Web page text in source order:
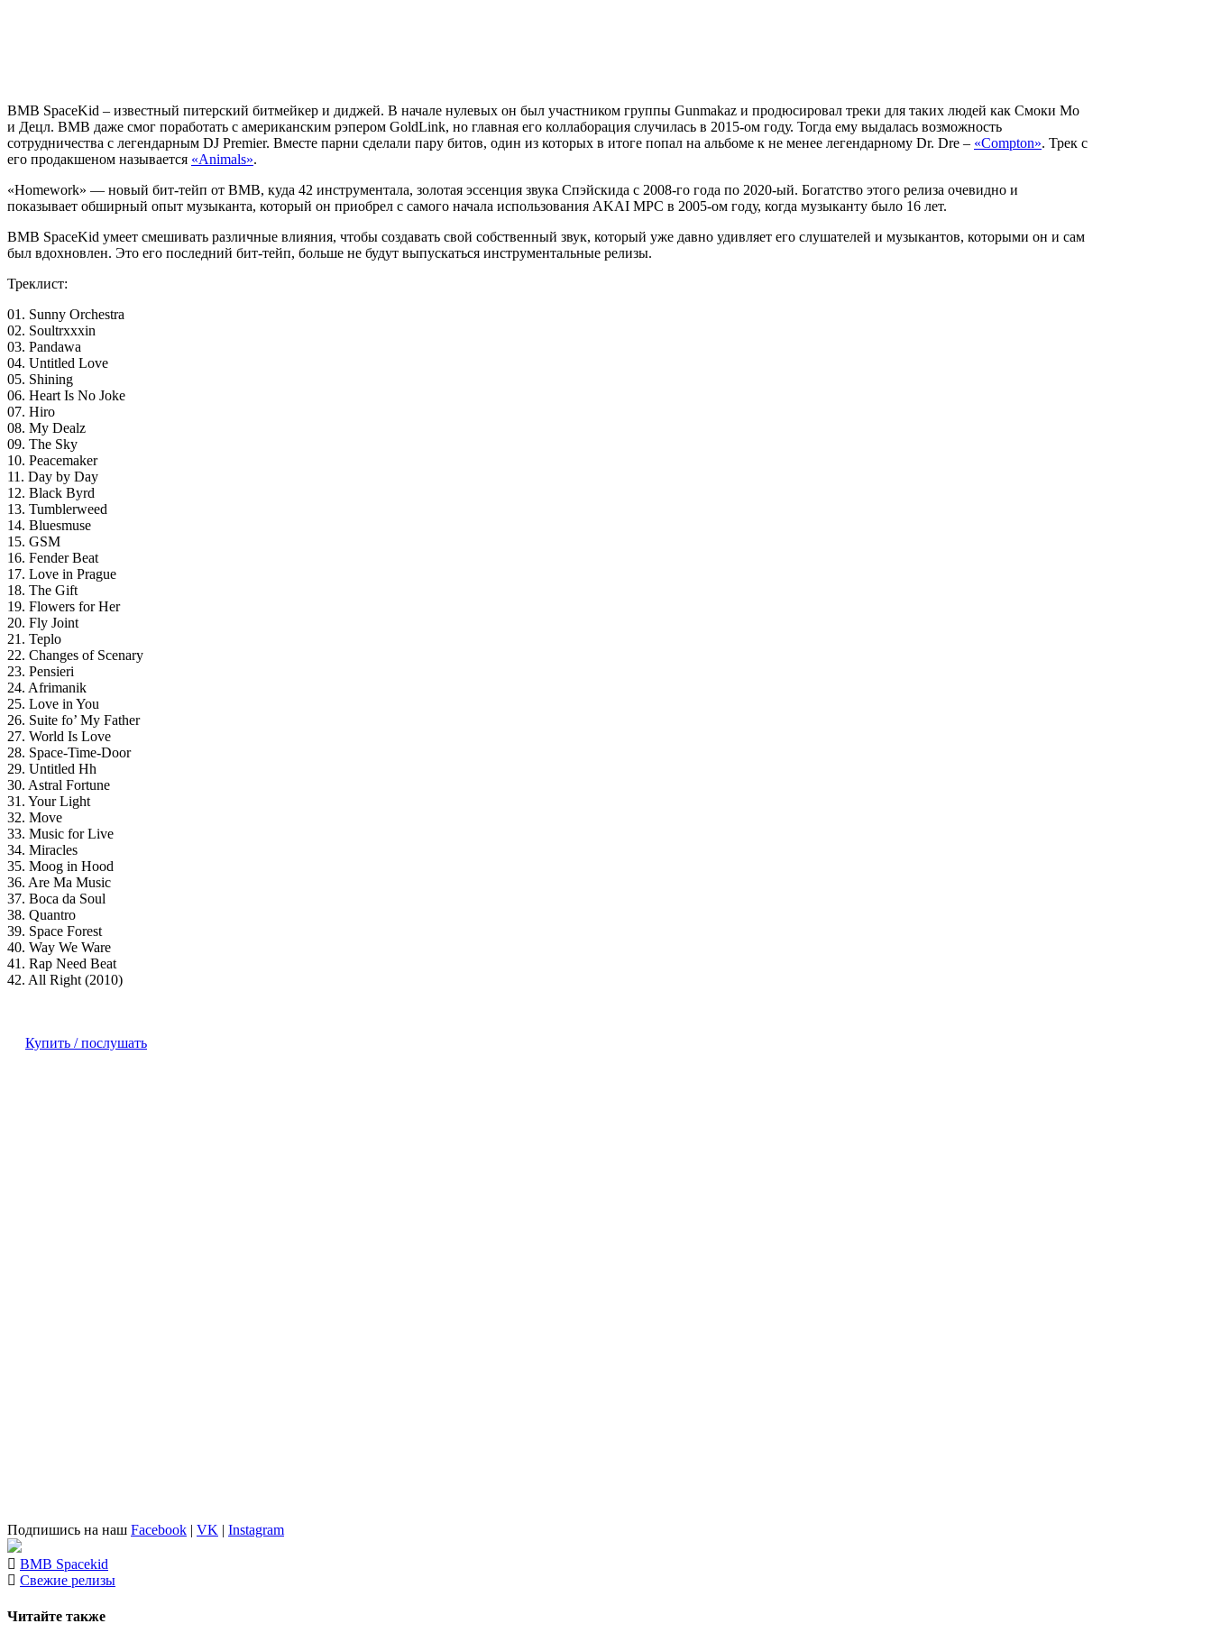
BMB SpaceKid – известный питерский битмейкер и диджей. В начале нулевых он был участником группы Gunmakaz и продюсировал треки для таких людей как Смоки Мо
и Децл. BMB даже смог поработать с американским рэпером GoldLink, но главная его коллаборация случилась в 2015-ом году. Тогда ему выдалась возможность
сотрудничества с легендарным DJ Premier. Вместе парни сделали пару битов, один из которых в итоге попал на альбоме к не менее легендарному Dr. Dre – «Compton». Трек с
его продакшеном называется «Animals».
«Homework» — новый бит-тейп от BMB, куда 42 инструментала, золотая эссенция звука Спэйскида с 2008-го года по 2020-ый. Богатство этого релиза очевидно и
показывает обширный опыт музыканта, который он приобрел с самого начала использования AKAI MPC в 2005-ом году, когда музыканту было 16 лет.
BMB SpaceKid умеет смешивать различные влияния, чтобы создавать свой собственный звук, который уже давно удивляет его слушателей и музыкантов, которыми он и сам
был вдохновлен. Это его последний бит-тейп, больше не будут выпускаться инструментальные релизы.
Треклист:
01. Sunny Orchestra
02. Soultrxxxin
03. Pandawa
04. Untitled Love
05. Shining
06. Heart Is No Joke
07. Hiro
08. My Dealz
09. The Sky
10. Peacemaker
11. Day by Day
12. Black Byrd
13. Tumblerweed
14. Bluesmuse
15. GSM
16. Fender Beat
17. Love in Prague
18. The Gift
19. Flowers for Her
20. Fly Joint
21. Teplo
22. Changes of Scenary
23. Pensieri
24. Afrimanik
25. Love in You
26. Suite fo’ My Father
27. World Is Love
28. Space-Time-Door
29. Untitled Hh
30. Astral Fortune
31. Your Light
32. Move
33. Music for Live
34. Miracles
35. Moog in Hood
36. Are Ma Music
37. Boca da Soul
38. Quantro
39. Space Forest
40. Way We Ware
41. Rap Need Beat
42. All Right (2010)
Купить / послушать
Подпишись на наш Facebook | VK | Instagram
BMB Spacekid
Свежие релизы
Читайте также